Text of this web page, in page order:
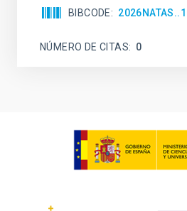
BIBCODE
NÚMERO DE CITAS 0